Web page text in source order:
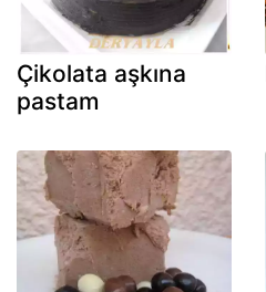
Çikolata aşkına
pastam